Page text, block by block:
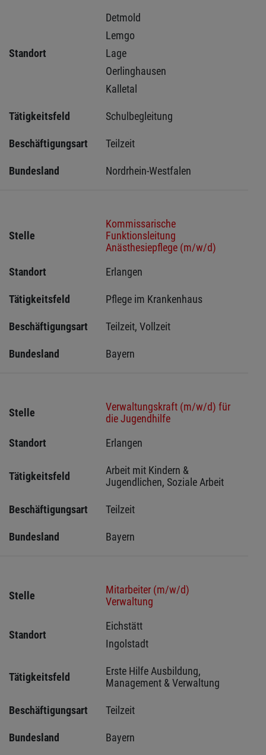
Standort
Detmold
Lemgo
Lage
Oerlinghausen
Kalletal
Tätigkeitsfeld Schulbegleitung
Beschäftigungsart Teilzeit
Bundesland Nordrhein-Westfalen
Stelle
Kommissarische
Funktionsleitung
Anästhesiepflege (m/w/d)
Standort
Erlangen
Tätigkeitsfeld Pflege im Krankenhaus
Beschäftigungsart Teilzeit, Vollzeit
Bundesland Bayern
Stelle
Verwaltungskraft (m/w/d) für
die Jugendhilfe
Standort
Erlangen
Tätigkeitsfeld
Arbeit mit Kindern &
Jugendlichen, Soziale Arbeit
Beschäftigungsart Teilzeit
Bundesland Bayern
Stelle
Mitarbeiter (m/w/d)
Verwaltung
Standort
Eichstätt
Ingolstadt
Tätigkeitsfeld
Erste Hilfe Ausbildung,
Management & Verwaltung
Beschäftigungsart Teilzeit
Bundesland Bayern